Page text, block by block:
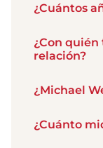
¿Cuántos
¿Con
relación?
¿Michael
¿Cuánto